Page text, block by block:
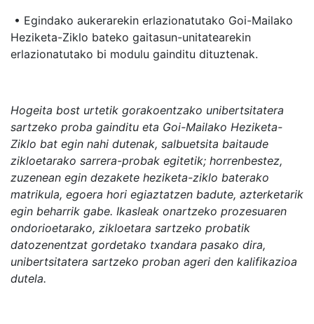
• Egindako aukerarekin erlazionatutako Goi-Mailako
Heziketa-Ziklo bateko gaitasun-unitatearekin
erlazionatutako bi modulu gainditu dituztenak.
Hogeita bost urtetik gorakoentzako unibertsitatera
sartzeko proba gainditu eta Goi-Mailako Heziketa-
Ziklo bat egin nahi dutenak, salbuetsita baitaude
zikloetarako sarrera-probak egitetik; horrenbestez,
zuzenean egin dezakete heziketa-ziklo baterako
matrikula, egoera hori egiaztatzen badute, azterketarik
egin beharrik gabe. Ikasleak onartzeko prozesuaren
ondorioetarako, zikloetara sartzeko probatik
datozenentzat gordetako txandara pasako dira,
unibertsitatera sartzeko proban ageri den kalifikazioa
dutela.